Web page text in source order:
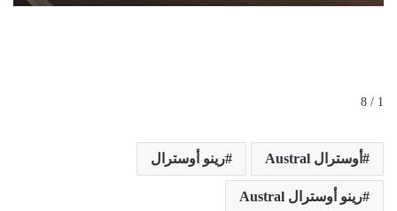
1 / 8
أوسترال Austral رينو أوسترال
رينو أوسترال Austral